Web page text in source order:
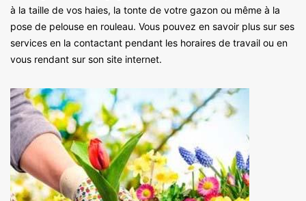
à la taille de vos haies, la tonte de votre gazon ou même à la
pose de pelouse en rouleau. Vous pouvez en savoir plus sur ses
services en la contactant pendant les horaires de travail ou en
vous rendant sur son site internet.